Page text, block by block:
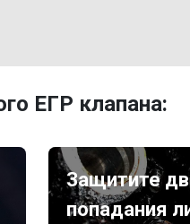
ЕГР клапана:
Защитите
попадания